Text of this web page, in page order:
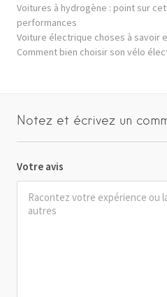
Voitures à hydrogène : point sur
performances
Voiture électrique choses à savoir
Comment bien choisir son vélo
Notez et écrivez un
Votre avis